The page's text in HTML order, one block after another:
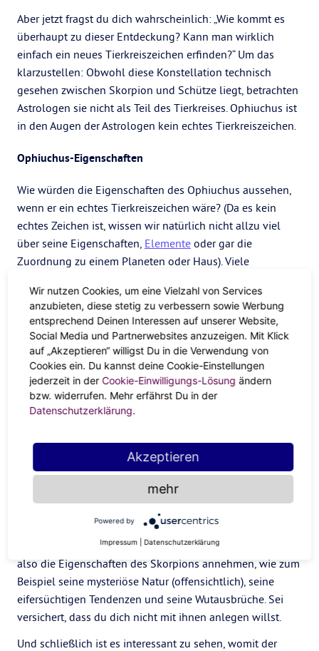
Aber jetzt fragst du dich wahrscheinlich: „Wie kommt es
überhaupt zu dieser Entdeckung? Kann man wirklich
einfach ein neues Tierkreiszeichen erfinden?“ Um das
klarzustellen: Obwohl diese Konstellation technisch
gesehen zwischen Skorpion und Schütze liegt, betrachten
Astrologen sie nicht als Teil des Tierkreises. Ophiuchus ist
in den Augen der Astrologen kein echtes Tierkreiszeichen.
Ophiuchus-Eigenschaften
Wie würden die Eigenschaften des Ophiuchus aussehen,
wenn er ein echtes Tierkreiszeichen wäre? (Da es kein
echtes Zeichen ist, wissen wir natürlich nicht allzu viel
über seine Eigenschaften, Elemente oder gar die
Zuordnung zu einem Planeten oder Haus). Viele
welche Eigenschaften und Merkmale Ophiuchus haben
könnte.
In Anbetracht der Tatsache, dass Ophiuchus auf dem
ursprünglichen Tierkreisrad auf dem Scheitelpunkt von
Schütze und Steinbock steht, glauben viele Astrologen,
dass Ophiuchus eine Kombination dieser beiden
Persönlichkeiten ist. Dies würde jemanden beschreiben,
ist wie der Schütze. Aber es wäre auch jemand, der wie der
Steinbock ehrgeizig ist und als echte Autoritätsperson
Allerdings können wir den Skorpion nicht ausklammern,
denn das Sternbild Ophiuchus befindet sich zwischen
Skorpion und Schütze. Dieser Schlangenbeschwörer kann
also die Eigenschaften des Skorpions annehmen, wie zum
Beispiel seine mysteriöse Natur (offensichtlich), seine
eifersüchtigen Tendenzen und seine Wutausbrüche. Sei
versichert, dass du dich nicht mit ihnen anlegen willst.
Und schließlich ist es interessant zu sehen, womit der
Wir nutzen Cookies, um eine Vielzahl von Services
anzubieten, diese stetig zu verbessern sowie Werbung
entsprechend Deinen Interessen auf unserer Website,
Social Media und Partnerwebsites anzuzeigen. Mit Klick
auf „Akzeptieren“ willigst Du in die Verwendung von
Cookies ein. Du kannst deine Cookie-Einstellungen
jederzeit in der Cookie-Einwilligungs-Lösung ändern
bzw. widerrufen. Mehr erfährst Du in der
Datenschutzerklärung.
Akzeptieren
mehr
Powered by
Impressum Datenschutzerklärung